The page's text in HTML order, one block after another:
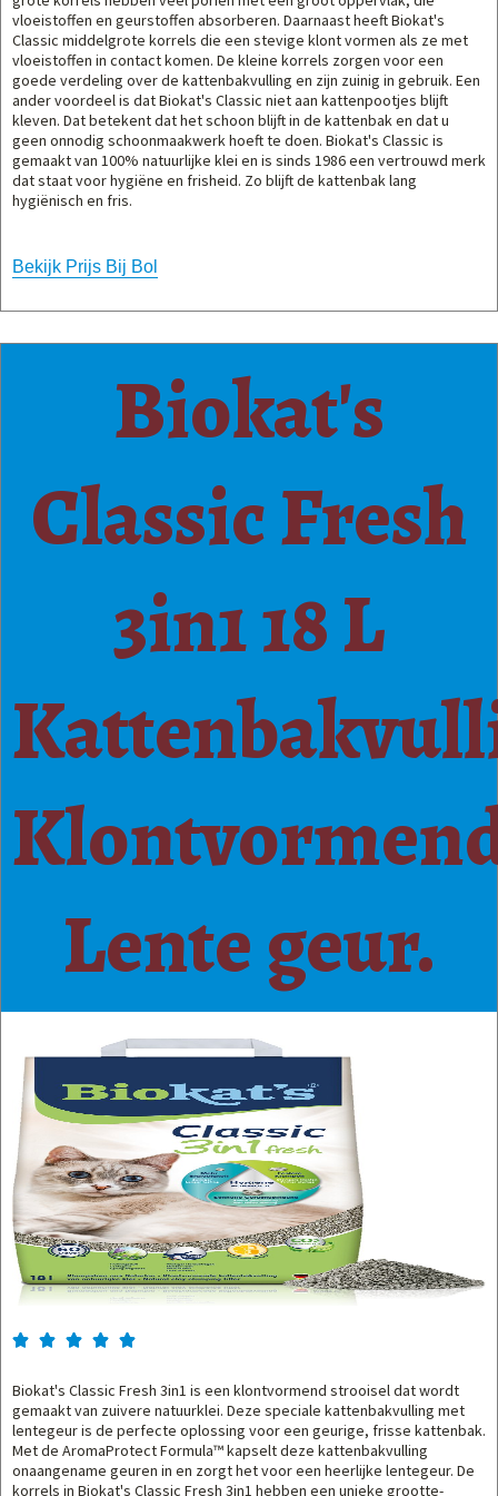
vloeistoffen en geurstoffen absorberen. Daarnaast heeft Biokat's
Classic middelgrote korrels die een stevige klont vormen als ze met
vloeistoffen in contact komen. De kleine korrels zorgen voor een
goede verdeling over de kattenbakvulling en zijn zuinig in gebruik. Een
ander voordeel is dat Biokat's Classic niet aan kattenpootjes blijft
kleven. Dat betekent dat het schoon blijft in de kattenbak en dat u
geen onnodig schoonmaakwerk hoeft te doen. Biokat's Classic is
gemaakt van 100% natuurlijke klei en is sinds 1986 een vertrouwd merk
dat staat voor hygiëne en frisheid. Zo blijft de kattenbak lang
hygiënisch en fris.
Bekijk Prijs Bij Bol
Biokat's
Classic Fresh
3in1 18 L
Lente geur.
    
Biokat's Classic Fresh 3in1 is een klontvormend strooisel dat wordt
gemaakt van zuivere natuurklei. Deze speciale kattenbakvulling met
lentegeur is de perfecte oplossing voor een geurige, frisse kattenbak.
Met de AromaProtect Formula™ kapselt deze kattenbakvulling
onaangename geuren in en zorgt het voor een heerlijke lentegeur. De
korrels in Biokat's Classic Fresh 3in1 hebben een unieke grootte-